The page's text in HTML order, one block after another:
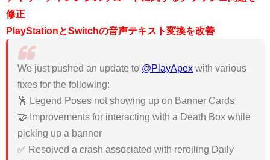
修正
PlayStationとSwitchの音声テキスト変換を改善
We just pushed an update to @PlayApex with various
fixes for the following:
🕺 Legend Poses not showing up on Banner Cards
🤝 Improvements for interacting with a Death Box while
picking up a banner
✅ Resolved a crash associated with rerolling Daily